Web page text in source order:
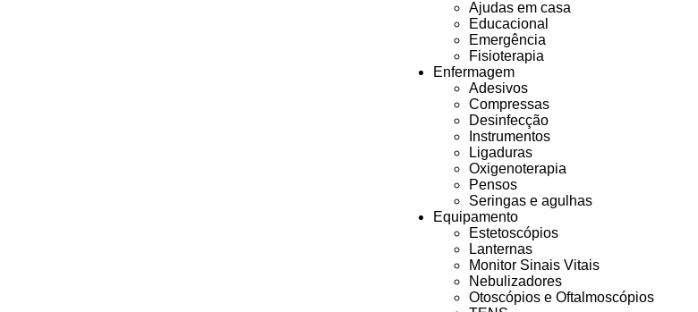
Ajudas em casa
Educacional
Emergência
Fisioterapia
Enfermagem
Adesivos
Compressas
Desinfecção
Instrumentos
Ligaduras
Oxigenoterapia
Pensos
Seringas e agulhas
Equipamento
Estetoscópios
Lanternas
Monitor Sinais Vitais
Nebulizadores
Otoscópios e Oftalmoscópios